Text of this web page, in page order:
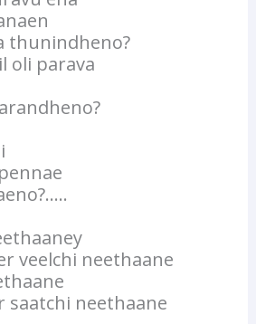
thunindheno?
oli parava
veelchi neethaane
saatchi neethaane